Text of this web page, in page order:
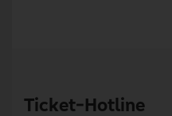
Ticket-Hotline